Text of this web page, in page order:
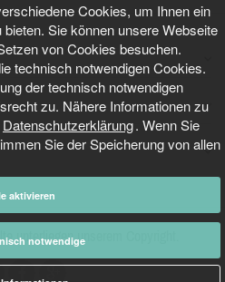
Cookies, um Ihnen ein
Sie können unsere Webseite
von Cookies besuchen.
technisch notwendigen Cookies.
der technisch notwendigen
zu. Nähere Informationen zu
Datenschutzerklärung. Wenn Sie
Sie der Speicherung von allen
aktivieren
notwendige
unterliegen unserem Copyright.